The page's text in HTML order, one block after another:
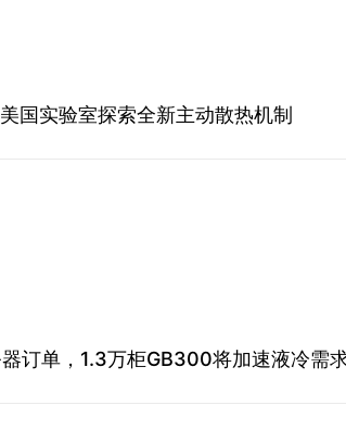
国实验室探索全新主动散热机制
订单，1.3万柜GB300将加速液冷需